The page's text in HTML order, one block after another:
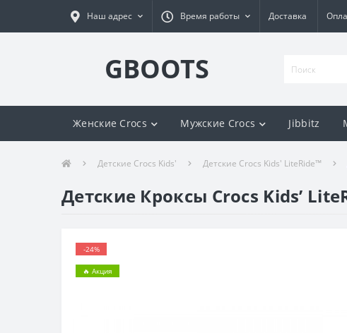
Наш адрес Время работы Доставка
GBOOTS
Женские Crocs Мужские Crocs Jibbitz
Детские Crocs Kids' Детские Crocs Kids' LiteRide™
Детские Кроксы Crocs Kids’
-24%
🔥 Акция